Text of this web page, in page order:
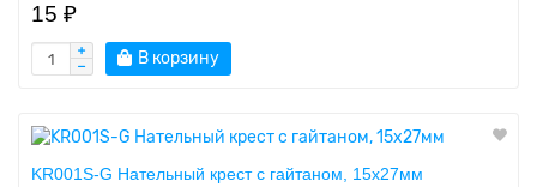
15 ₽
В корзину
KR001S-G Нательный крест с гайтаном, 15х27мм